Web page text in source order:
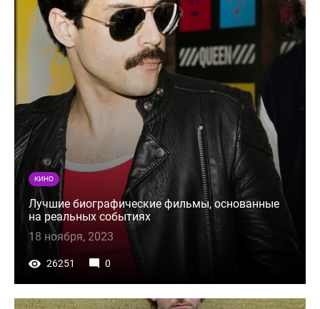
КИНО
Лучшие биографические фильмы, основанные
на реальных событиях
18 ноября, 2023
26251 0